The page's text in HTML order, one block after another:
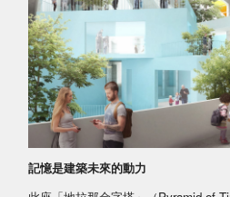
記憶是建築未來的動力